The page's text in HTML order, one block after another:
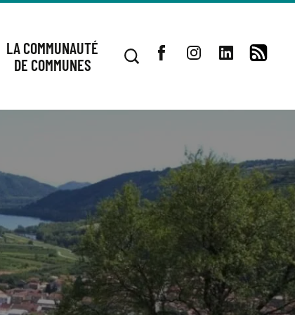
LA COMMUNAUTÉ
DE COMMUNES